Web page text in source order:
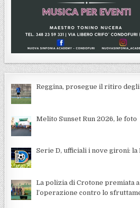
Reggina, prosegue il ritiro degli
Melito Sunset Run 2026, le foto
Serie D, ufficiali i nove gironi: la
La polizia di Crotone premiata
l’operazione contro lo